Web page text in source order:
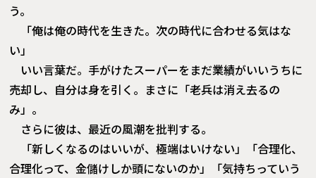
う。
「俺は俺の時代を生きた。次の時代に合わせる気はな
い」
いい言葉だ。手がけたスーパーをまだ業績がいいうちに
売却し、自分は身を引く。まさに「老兵は消え去るの
み」。
さらに彼は、最近の風潮を批判する。
「新しくなるのはいいが、極端はいけない」「合理化、
合理化って、金儲けしか頭にないのか」「気持ちっていう